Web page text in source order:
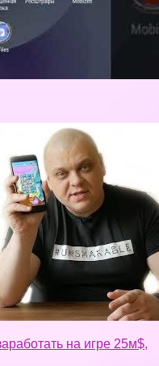
на игре 25м$,